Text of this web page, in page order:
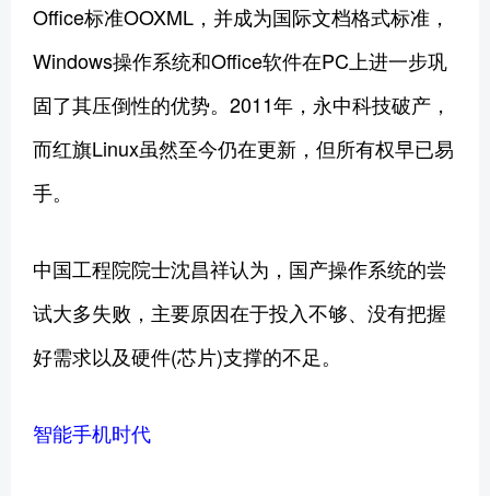
Office标准OOXML，并成为国际文档格式标准，
Windows操作系统和Office软件在PC上进一步巩
固了其压倒性的优势。2011年，永中科技破产，
而红旗Linux虽然至今仍在更新，但所有权早已易
手。
中国工程院院士沈昌祥认为，国产操作系统的尝
试大多失败，主要原因在于投入不够、没有把握
好需求以及硬件(芯片)支撑的不足。
智能手机时代